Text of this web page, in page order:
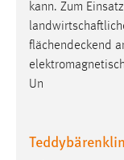
kann. Zum
flächendeckend
Un
Matomo
_pk_ref,
Cookie